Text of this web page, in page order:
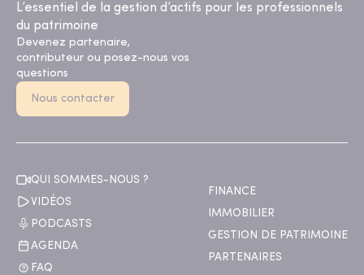
L’essentiel de la gestion d’actifs pour les professionnels
du patrimoine
Devenez partenaire,
contributeur ou posez-nous vos
questions
Nous contacter
QUI SOMMES-NOUS ?
VIDÉOS
PODCASTS
AGENDA
FAQ
FINANCE
IMMOBILIER
GESTION DE PATRIMOINE
PARTENAIRES